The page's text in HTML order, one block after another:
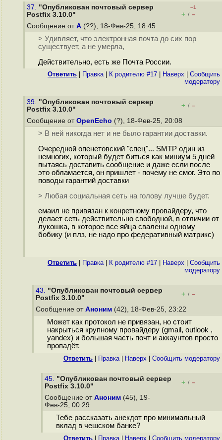
37. "Опубликован почтовый сервер
Postfix 3.10.0"
–1
+ / –
Сообщение от А (??), 18-Фев-25, 18:45
> Удивляет, что электронная почта до сих пор
существует, а не умерла,
Действительно, есть же Почта России.
Ответить Правка| К родителю #17 Наверх
Cообщить
модератору
39. "Опубликован почтовый сервер
Postfix 3.10.0"
+ / –
Сообщение от OpenEcho (?), 18-Фев-25, 20:08
> В ней никогда нет и не было гарантии доставки.
Очередной опенетовский "спец"... SMTP один из
немногих, который будет биться как миниум 5 дней
пытаясь доставить сообщение и даже если после
это обламается, он пришлет - почему не смог. Это по
поводы гарантий доставки
> Любая социальная сеть на голову лучше будет.
емаил не привязан к конретному провайдеру, что
делает сеть действительно свободной, в отличии от
лукошка, в которое все яйца свалены одному
бобику (и плз, не надо про федеративный матрикс)
Ответить Правка| К родителю #17 Наверх
Cообщить
модератору
43. "Опубликован почтовый сервер
Postfix 3.10.0"
+ / –
Сообщение от Аноним (42), 18-Фев-25, 23:22
Может как протокол не привязан, но стоит
накрыться крупному провайдеру (gmail, outlook ,
yandex) и большая часть почт и аккаунтов просто
пропадёт.
Ответить Правка| Наверх Cообщить модератору
45. "Опубликован почтовый сервер
Postfix 3.10.0"
+ / –
Сообщение от Аноним (45), 19-
Фев-25, 00:29
Тебе рассказать анекдот про минимальный
вклад в чешском банке?
Ответить Правка Наверх Cообщить модератору